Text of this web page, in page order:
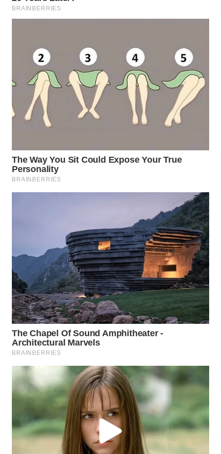
WN
BINTAN
WN
MANDALIKA
WN
WN
LABUANBAJO
WAHANA
NEWS
WAHANA
TANI
WAHANA
ADVOKAT
WAHANA
INFRASTRUKTUR
WAHANA
KONSUMEN